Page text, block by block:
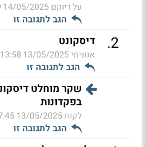
על דיוקם14/05/2025 17:49
הגב לתגובה זו
2
. דיסקונט
אנונימי13/05/2025 13:58
הגב לתגובה זו
שקר מוחלט
בפקדונות
לקוח13/05/2025 17:45
הגב לתגובה זו